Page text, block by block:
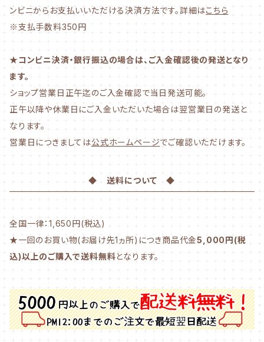
ンビニからお支払いいただける決済方法です。詳細はこちら
※支払手数料350円
★コンビニ決済・銀行振込の場合は、ご入金確認後の発送となり
ます。
ショップ営業日正午迄のご入金確認で当日発送可能。
正午以降や休業日にご入金いただいた場合は翌営業日の発送と
なります。
営業日につきましては公式ホームページでご確認いただけます。
◆ 送料について ◆
全国一律：1,650円(税込)
★一回のお買い物(お届け先1ヵ所)につき商品代金5,000円(税
込)以上のご購入で送料無料となります。